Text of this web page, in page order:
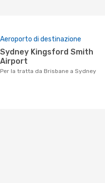
Aeroporto di destinazione
Sydney Kingsford Smith
Airport
Per la tratta da Brisbane a Sydney